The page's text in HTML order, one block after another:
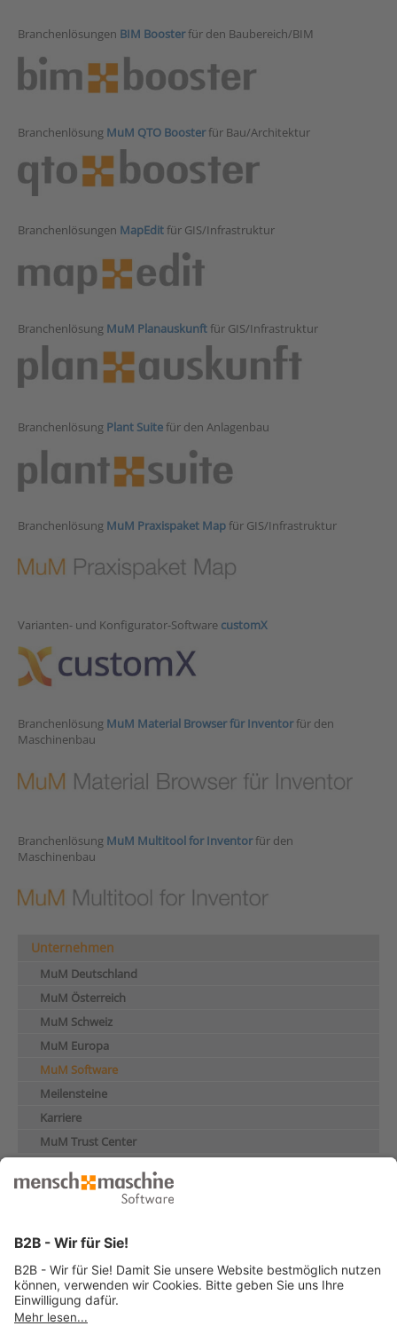
Branchenlösungen BIM Boosterfür den Baubereich/BIM
Branchenlösung MuM QTO Boosterfür Bau/Architektur
Branchenlösungen MapEditfür GIS/Infrastruktur
Branchenlösung MuM Planauskunftfür GIS/Infrastruktur
Branchenlösung Plant Suitefür den Anlagenbau
Branchenlösung MuM Praxispaket Mapfür GIS/Infrastruktur
Varianten- und Konfigurator-Software customX
Branchenlösung MuM Material Browser für Inventorfür den
Maschinenbau
Branchenlösung MuM Multitool for Inventorfür den
Maschinenbau
Unternehmen
MuM Deutschland
MuM Österreich
MuM Schweiz
MuM Europa
MuM Software
Meilensteine
Karriere
MuM Trust Center